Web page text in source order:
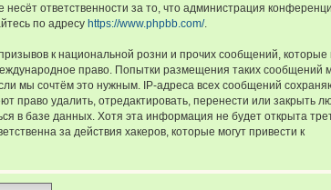
ответственности за то, что администрация
по адресу https://www.phpbb.com/.
к национальной розни и прочих сообщений, которые
право. Попытки размещения таких сообщений
мы сочтём это нужным. IP-адреса всех сообщений
удалить, отредактировать, перенести или закрыть
в базе данных. Хотя эта информация не будет открыта
за действия хакеров, которые могут привести к